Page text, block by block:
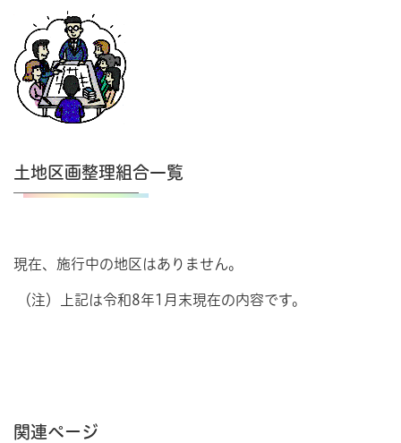
土地区画整理組合一覧
現在、施行中の地区はありません。
（注）上記は令和8年1月末現在の内容です。
関連ページ